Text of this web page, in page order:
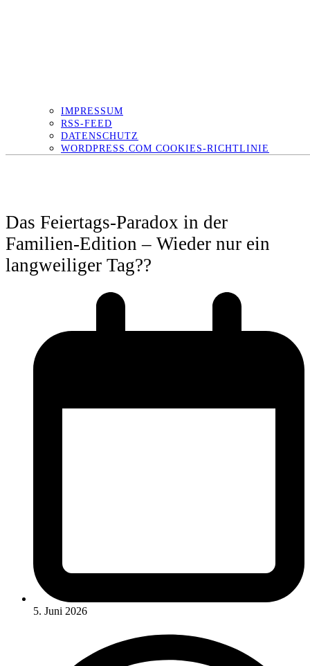
IMPRESSUM
RSS-FEED
DATENSCHUTZ
WORDPRESS.COM COOKIES-RICHTLINIE
Das Feiertags-Paradox in der
Familien-Edition – Wieder nur ein
langweiliger Tag??
5. Juni 2026